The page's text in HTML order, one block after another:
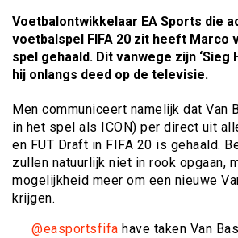
Voetbalontwikkelaar EA Sports die
voetbalspel FIFA 20 zit heeft Marco
spel gehaald. Dit vanwege zijn ‘Sieg
hij onlangs deed op de televisie.
Men communiceert namelijk dat Van
in het spel als ICON) per direct uit
en FUT Draft in FIFA 20 is gehaald.
zullen natuurlijk niet in rook opgaan,
mogelijkheid meer om een nieuwe
krijgen.
@easportsfifa have taken Van